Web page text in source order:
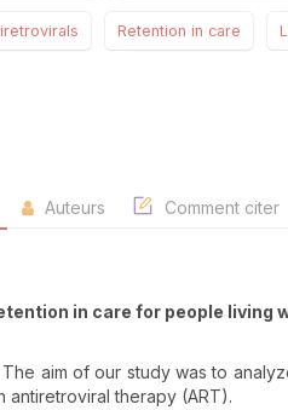
Retention in care
Auteurs Comment citer
in care for people living
The aim of our study was to
antiretroviral therapy (ART).